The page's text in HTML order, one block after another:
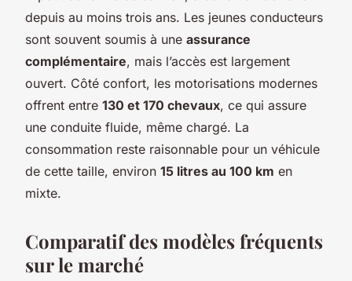
depuis au moins trois ans. Les jeunes conducteurs
sont souvent soumis à une assurance
complémentaire, mais l’accès est largement
ouvert. Côté confort, les motorisations modernes
offrent entre 130 et 170 chevaux, ce qui assure
une conduite fluide, même chargé. La
consommation reste raisonnable pour un véhicule
de cette taille, environ 15 litres au 100 km en
mixte.
Comparatif des modèles fréquents
sur le marché